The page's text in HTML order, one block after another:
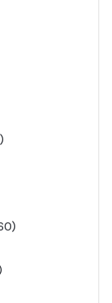
produkter
produkter